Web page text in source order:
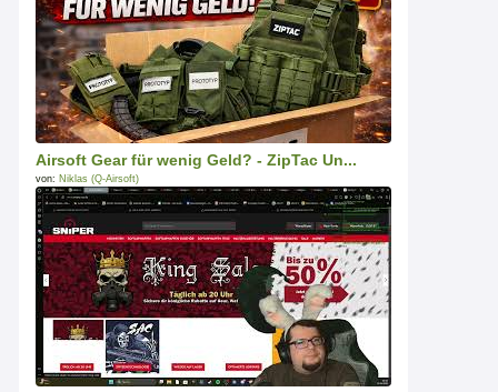
Airsoft Gear für wenig Geld? - ZipTac Un...
von: Niklas (Q-Airsoft)